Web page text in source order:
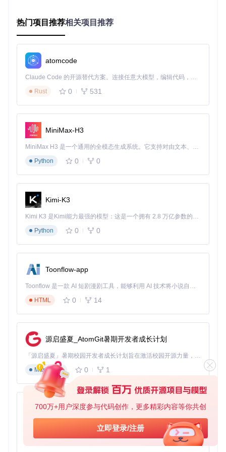
700万+用户深度参与代码创作，更多精彩内容等你共创
立即登录/注册
极速
大型3A
4500-6400
2. 性能模式智能切换
如何通过一键切换实现性能与功耗的动态平衡？该功能提供三
分配提升系统响应速度。
揭秘硬件功率控制的底层原理，允许用户精确调整CPU和GPU
的功率限制，在性能与温度之间找到最佳平衡点，避免不必要
的功耗浪费。
4. 硬件状态实时监测
解锁实时性能数据监控能力，持续追踪关键硬件指标，包括温
度、频率、占用率等，帮助用户全面了解设备运行状态。
5. 系统优化工具集
探索系统资源优化的实用技巧，通过禁用不必要的后台进程、
优化启动项等方式，提升系统整体响应速度和稳定性。
三、场景化配置方案：四大使用情境的优化策略
1. 3A游戏场景优化
配置步骤
：
选择"极速模式"性能预设
设置风扇曲线为激进模式
开启GPU性能增强模式
原理简述：通过提升硬件功率限制和风扇转速，确保高负
载游戏时的性能稳定输出。
2. 移动办公场景优化
配置步骤：
切换至"静音模式"
设置CPU功率限制为节能模式
启用电池保护功能
关闭不必要的系统动画
：降低硬件功耗和风扇转速，延长电池续航时
热门项目推荐相关项目推荐
atomcode
Claude Code 的开源替代方案。连接任意大模型，编辑代码，运行命令，自动验证 — 全自动执行。用 Rust 构建，极致性能。 ｜ An open-source alternative to Claude Code. Connect any LLM, edit code, run commands, and verify changes — autonomously. Built in Rust for speed. Get Started
Rust
0 531
MiniMax-H3
MiniMax H3 是一个通用的全模态生成系统。它支持对由文本、图像、视频和音频组成的多模态上下文进行统一理解，并能生成分辨率高达 2K、时长可达 15 秒的带原生立体声音频的视频。得益于面向任务泛化的系统设计，H3 在预训练阶段就已具备广泛的多模态上下文理解与生成能力，能够出色地执行复杂的多模态指令。
Python
0 0
Kimi-K3
Kimi K3 是Kimi能力最强的模型：这是一个拥有 2.8 万亿参数的混合专家（MoE）模型，具备原生视觉理解能力，并支持 100 万 token 的上下文窗口。
Python
0 0
Toonflow-app
Toonflow 是一款 AI 短剧漫剧工具，能够利用 AI 技术将小说自动转化为剧本，并结合 AI 生成的图片和视频，实现高效的短剧创作。借助 Toonflow，可以轻松完成从文字到影像的全流程，让短剧制作变得更加智能与便捷。
HTML
0 14
源启盛夏_AtomGit暑期开发者成长计划
「源启盛夏」暑期校园开发者成长计划旨在激活校园开源力量，通过积分激励、认证扶持、资源倾斜等形式，引导高校组织和开发者完成「入驻 — 建项目 — 做贡献 — 获认证 — 得资源」的完整闭环。无论你是想带领社团入驻平台的组织者，还是希望用代码贡献证明自己的开发者，都能在这里找到属于你的成长路径。
Markdown
0 1
AionUi
免费、本地、开源的 24/7 全天候 Cowork 应用，以及适用于 Gemini CLI、Claude Code、Codex、OpenCode、Qwen Code、Goose CLI、Auggie 等的 OpenClaw | 🌟 喜欢就点star吧
TypeScript
0 6